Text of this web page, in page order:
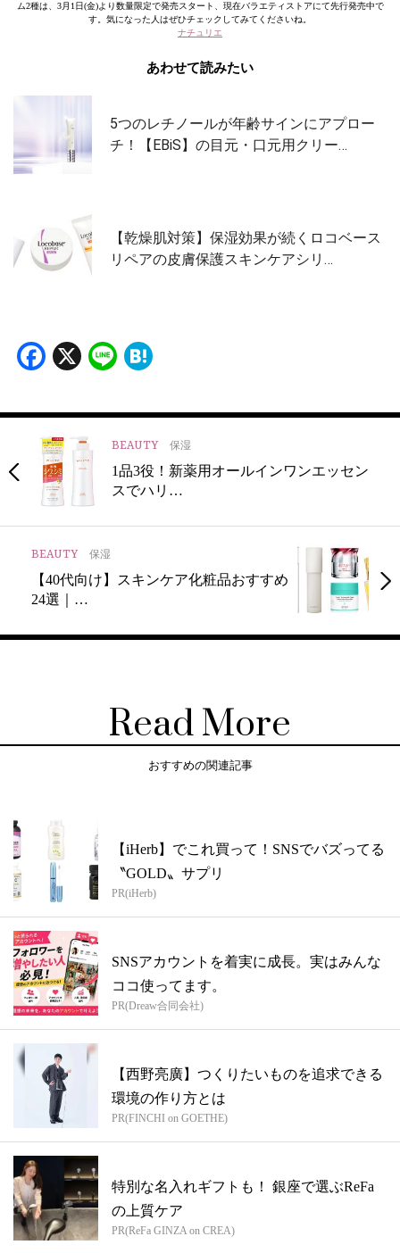
ム2種は、3月1日(金)より数量限定で発売スタート、現在バラエティストアにて先行発売中で
す。気になった人はぜひチェックしてみてくださいね。
ナチュリエ
あわせて読みたい
5つのレチノールが年齢サインにアプロー
チ！【EBiS】の目元・口元用クリー…
【乾燥肌対策】保湿効果が続くロコベース
リペアの皮膚保護スキンケアシリ…
Facebook
X Line
BEAUTY 保湿
1品3役！新薬用オールインワンエッセン
スでハリ…
BEAUTY 保湿
【40代向け】スキンケア化粧品おすすめ
24選｜…
Read More
おすすめの関連記事
【iHerb】でこれ買って！SNSでバズってる
〝GOLD〟サプリ
PR(iHerb)
SNSアカウントを着実に成長。実はみんな
ココ使ってます。
PR(Dreaw合同会社)
【西野亮廣】つくりたいものを追求できる
環境の作り方とは
PR(FINCHI on GOETHE)
特別な名入れギフトも！ 銀座で選ぶReFa
の上質ケア
PR(ReFa GINZA on CREA)